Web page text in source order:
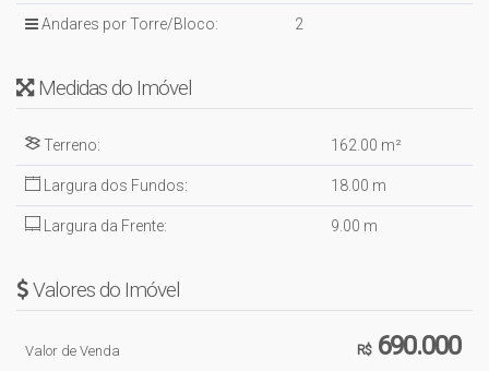
Andares por Torre/Bloco: 2
Medidas do Imóvel
Terreno: 162.00 m²
Largura dos Fundos: 18.00 m
Largura da Frente: 9.00 m
Valores do Imóvel
R$690.000
Valor de Venda